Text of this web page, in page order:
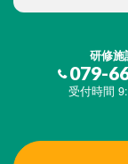
研修施
079-
受付時間